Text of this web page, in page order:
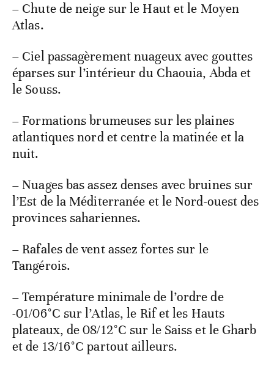
– Chute de neige sur le Haut et le Moyen
Atlas.
– Ciel passagèrement nuageux avec gouttes
éparses sur l’intérieur du Chaouia, Abda et
le Souss.
– Formations brumeuses sur les plaines
atlantiques nord et centre la matinée et la
nuit.
– Nuages bas assez denses avec bruines sur
l’Est de la Méditerranée et le Nord-ouest des
provinces sahariennes.
– Rafales de vent assez fortes sur le
Tangérois.
– Température minimale de l’ordre de
-01/06°C sur l’Atlas, le Rif et les Hauts
plateaux, de 08/12°C sur le Saiss et le Gharb
et de 13/16°C partout ailleurs.